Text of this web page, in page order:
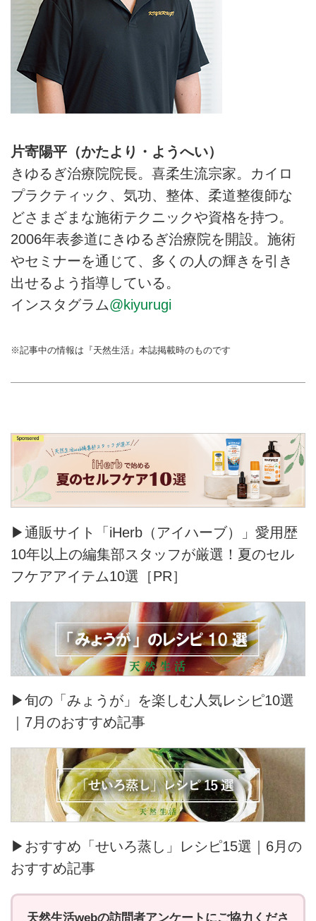
片寄陽平（かたより・ようへい）
きゆるぎ治療院院長。喜柔生流宗家。カイロ
プラクティック、気功、整体、柔道整復師な
どさまざまな施術テクニックや資格を持つ。
2006年表参道にきゆるぎ治療院を開設。施術
やセミナーを通じて、多くの人の輝きを引き
出せるよう指導している。
インスタグラム@kiyurugi
※記事中の情報は『天然生活』本誌掲載時のものです
▶通販サイト「iHerb（アイハーブ）」愛用歴
10年以上の編集部スタッフが厳選！夏のセル
フケアアイテム10選［PR］
▶旬の「みょうが」を楽しむ人気レシピ10選
｜7月のおすすめ記事
▶おすすめ「せいろ蒸し」レシピ15選｜6月の
おすすめ記事